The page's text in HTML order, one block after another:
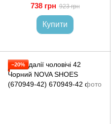
738 грн 923 грн
Купити
−20%